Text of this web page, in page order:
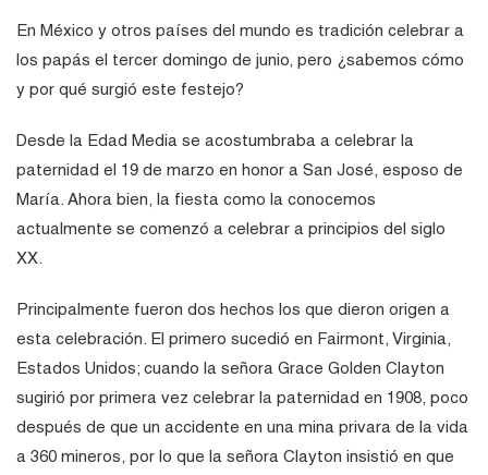
En México y otros países del mundo es tradición celebrar a
los papás el tercer domingo de junio, pero ¿sabemos cómo
y por qué surgió este festejo?
Desde la Edad Media se acostumbraba a celebrar la
paternidad el 19 de marzo en honor a San José, esposo de
María. Ahora bien, la fiesta como la conocemos
actualmente se comenzó a celebrar a principios del siglo
XX.
Principalmente fueron dos hechos los que dieron origen a
esta celebración. El primero sucedió en Fairmont, Virginia,
Estados Unidos; cuando la señora Grace Golden Clayton
sugirió por primera vez celebrar la paternidad en 1908, poco
después de que un accidente en una mina privara de la vida
a 360 mineros, por lo que la señora Clayton insistió en que